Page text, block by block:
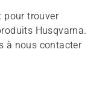
pour trouver
Husqvarna.
à nous contacter